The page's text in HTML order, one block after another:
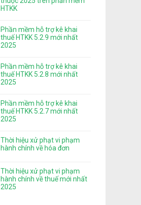
HTKK
Phần mềm hỗ trợ kê khai
thuế HTKK 5.2.9 mới nhất
2025
Phần mềm hỗ trợ kê khai
thuế HTKK 5.2.8 mới nhất
2025
Phần mềm hỗ trợ kê khai
thuế HTKK 5.2.7 mới nhất
2025
Thời hiệu xử phạt vi phạm
hành chính về hóa đơn
Thời hiệu xử phạt vi phạm
hành chính về thuế mới nhất
2025